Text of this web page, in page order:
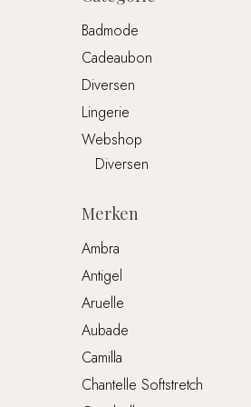
Badmode
Cadeaubon
Diversen
Lingerie
Webshop
Diversen
Merken
Ambra
Antigel
Aruelle
Aubade
Camilla
Chantelle Softstretch